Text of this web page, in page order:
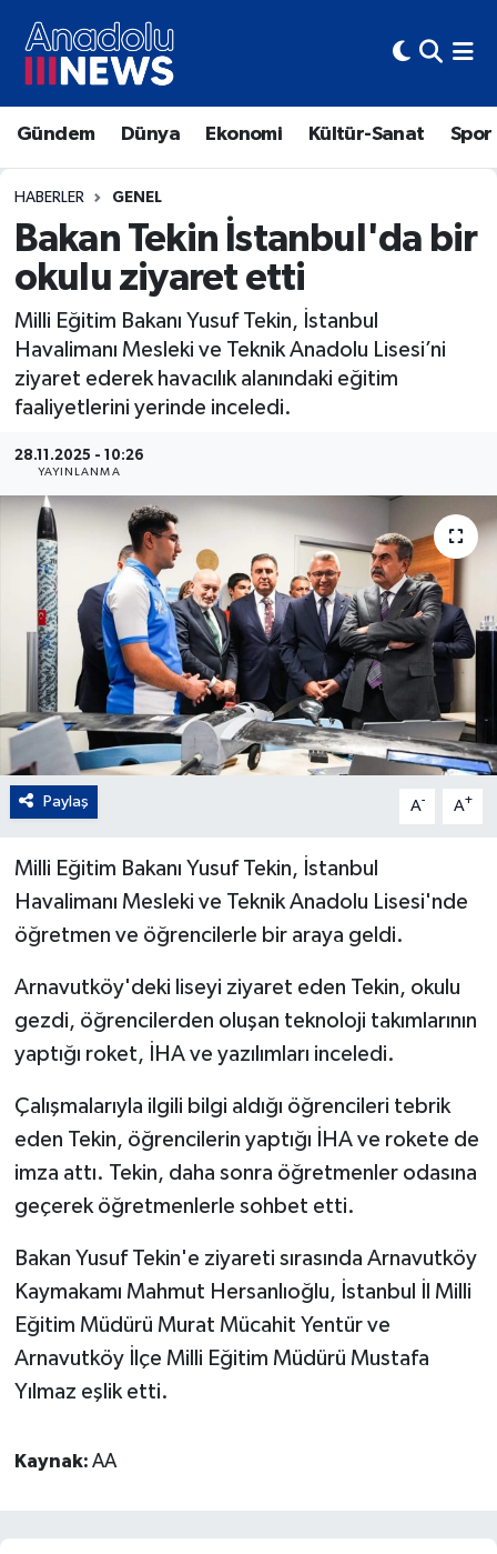
Gündem Dünya Ekonomi Kültür-Sanat Spor
HABERLER GENEL
Bakan Tekin İstanbul'da bir
okulu ziyaret etti
Milli Eğitim Bakanı Yusuf Tekin, İstanbul
Havalimanı Mesleki ve Teknik Anadolu Lisesi’ni
ziyaret ederek havacılık alanındaki eğitim
faaliyetlerini yerinde inceledi.
28.11.2025 - 10:26
YAYINLANMA
Paylaş A- A+
Milli Eğitim Bakanı Yusuf Tekin, İstanbul
Havalimanı Mesleki ve Teknik Anadolu Lisesi'nde
öğretmen ve öğrencilerle bir araya geldi.
Arnavutköy'deki liseyi ziyaret eden Tekin, okulu
gezdi, öğrencilerden oluşan teknoloji takımlarının
yaptığı roket, İHA ve yazılımları inceledi.
Çalışmalarıyla ilgili bilgi aldığı öğrencileri tebrik
eden Tekin, öğrencilerin yaptığı İHA ve rokete de
imza attı. Tekin, daha sonra öğretmenler odasına
geçerek öğretmenlerle sohbet etti.
Bakan Yusuf Tekin'e ziyareti sırasında Arnavutköy
Kaymakamı Mahmut Hersanlıoğlu, İstanbul İl Milli
Eğitim Müdürü Murat Mücahit Yentür ve
Arnavutköy İlçe Milli Eğitim Müdürü Mustafa
Yılmaz eşlik etti.
Kaynak: AA
Hava Durumu
Trafik Durumu
Süper Lig Puan Durumu ve Fikstür
Tüm Manşetler
Son Dakika Haberleri
Haber Arşivi